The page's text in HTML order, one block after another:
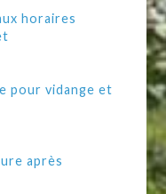
horaires
pour vidange et
après